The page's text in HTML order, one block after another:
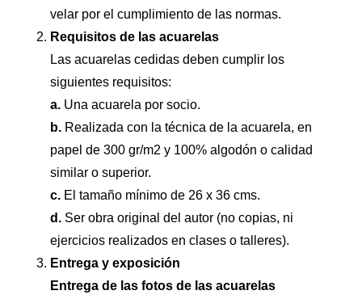
velar por el cumplimiento de las normas.
Requisitos de las acuarelas
Las acuarelas cedidas deben cumplir los
siguientes requisitos:
a. Una acuarela por socio.
b. Realizada con la técnica de la acuarela, en
papel de 300 gr/m2 y 100% algodón o calidad
similar o superior.
c. El tamaño mínimo de 26 x 36 cms.
d. Ser obra original del autor (no copias, ni
ejercicios realizados en clases o talleres).
Entrega y exposición
Entrega de las fotos de las acuarelas